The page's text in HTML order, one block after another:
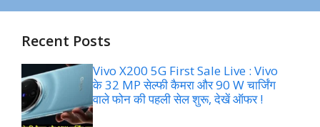
Recent Posts
Vivo X200 5G First Sale Live : Vivo
के 32 MP सेल्फी कैमरा और 90 W चार्जिंग
वाले फोन की पहली सेल शुरू, देखें ऑफर !